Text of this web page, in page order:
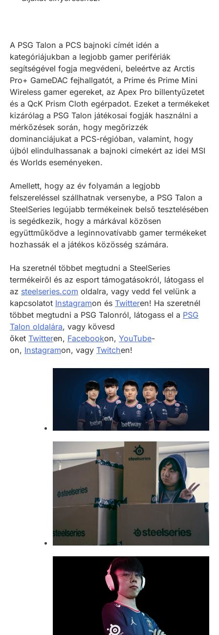
A PSG Talon a PCS bajnoki címét idén a
kategóriájukban a legjobb gamer perifériák
segítségével fogja megvédeni, beleértve az Arctis
Pro+ GameDAC fejhallgatót, a Prime és Prime Mini
Wireless gamer egereket, az Apex Pro billentyűzetet
és a QcK Prism Cloth egérpadot. Ezeket a termékeket
kizárólag a PSG Talon játékosai fogják használni a
mérkőzések során, hogy megőrizzék
dominanciájukat a PCS-régióban, valamint, hogy
újból elindulhassanak a bajnoki címekért az idei MSI
és Worlds eseményeken.
Amellett, hogy az év folyamán a legjobb
felszereléssel szállhatnak versenybe, a PSG Talon a
SteelSeries legújabb termékeinek belső tesztelésében
is segédkezik, hogy a márkával közösen
együttműködve a leginnovatívabb gamer termékeket
hozhassák el a játékos közösség számára.
Ha szeretnél többet megtudni a SteelSeries
termékeiről és az esport támogatásokról, látogass el
az steelseries.com oldalra, vagy vedd fel velünk a
kapcsolatot Instagramon és Twitteren! Ha szeretnél
többet megtudni a PSG Talonról, látogass el a PSG
Talon oldalára, vagy kövesd
őket Twitteren, Facebookon, YouTube-
on, Instagramon, vagy Twitchen!